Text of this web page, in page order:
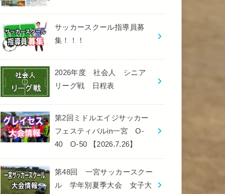
サッカースクール指導員募
集！！！
2026年度 社会人 シニア
リーグ戦 日程表
第2回ミドルエイジサッカー
フェスティバルin一宮 O-
40 O-50 【2026.7.26】
第48回 一宮サッカースクー
ル 学年別夏季大会 女子大